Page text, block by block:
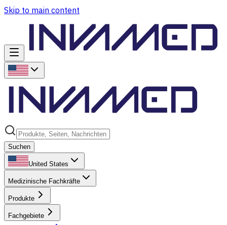
Skip to main content
Suchen
United States
Medizinische Fachkräfte
Produkte
Fachgebiete